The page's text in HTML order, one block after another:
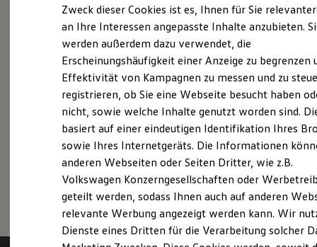
Laden
Laden unterwegs
Laden Zuhause
Ladezeitensimulator
Batterie
Sicherheit
Garantie und Lebensdauer
Nachhaltigkeit
Technologie
Kosten und Kauf
Verbrauchskosten
Kaufoptionen
E-Auto-Förderung
Software und Konnektivität
Die ID. Software 6
ID. Software Versionen und Updates
Digitale Extras
Schnittstellen zu Ihrem ID.
Fahrzeugangebot anfordern
Servicetermin buchen
Serviceanfrage stellen
Zweck dieser Cookies ist es, Ihnen für Sie
an Ihre Interessen angepasste Inhalte anzubieten.
werden außerdem dazu verwendet, die
Erscheinungshäufigkeit einer Anzeige zu begrenzen
Effektivität von Kampagnen zu messen und zu
registrieren, ob Sie eine Webseite besucht haben
nicht, sowie welche Inhalte genutzt worden sind.
basiert auf einer eindeutigen Identifikation Ihres
sowie Ihres Internetgeräts. Die Informationen
anderen Webseiten oder Seiten Dritter, wie z.B.
Volkswagen Konzerngesellschaften oder
geteilt werden, sodass Ihnen auch auf anderen
relevante Werbung angezeigt werden kann. Wir
Dienste eines Dritten für die Verarbeitung solcher